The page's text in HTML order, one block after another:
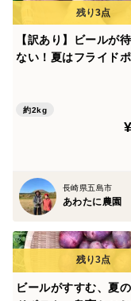
📏サイズについて
デジマの特性上、
ご家庭でたっぷり
🌱 栽培について
【訳あり】ビールが
ない！夏はフライド
カ２kg
約2kg
長崎県五島市
あわたに農園
ビールがすすむ、夏